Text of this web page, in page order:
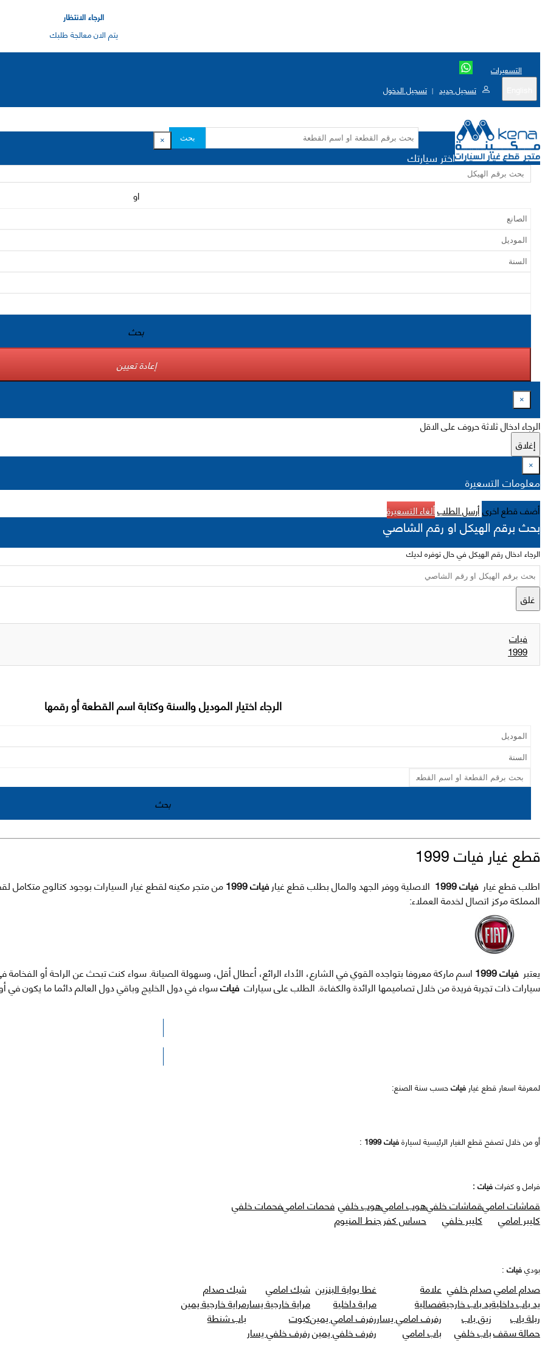
الرجاء الانتظار
يتم الان معالجة طلبك
التسعيرات
تسجيل جديد | تسجيل الدخول
بحث ×
اختر سيارتك
او
بحث
إعادة تعيين
×
الرجاء ادخال ثلاثة حروف على الاقل
إغلاق
×
معلومات التسعيرة
أضف قطع اخرىأرسل الطلبألغاء التسعيرة
بحث برقم الهيكل او رقم الشاصي
الرجاء ادخال رقم الهيكل في حال توفره لديك
غلق
فيات
1999
الرجاء اختيار الموديل والسنة وكتابة اسم القطعة أو رقمها
بحث
قطع غيار فيات 1999
اطلب قطع غيار فيات 1999 الاصلية ووفر الجهد والمال بطلب قطع غيار فيات 1999
من متجر مكينه لقطع غيار السيارات بوجود كتالوج متكامل
المملكة مركز اتصال لخدمة العملاء:
يعتبرفيات 1999
اسم ماركة معروفا بتواجده القوي في الشارع، الأداء الرائع، أعطال أقل، وسهولة الصيانة. سواء كنت تبحث عن الراحة أو
سيارات ذات تجربة فريدة من خلال تصاميمها الرائدة والكفاءة. الطلب على سياراتفياتسواء في دول الخليج وباقي دول العالم دائما ما يكون
الرجاء الضغط هنا للوصول لصفحة البحث
لمعرفة اسعار قطع غيار فياتحسب سنة الصنع:
أو من خلال تصفح قطع الغيار الرئيسية لسيارةفيات 1999 :
فرامل و كفراتفيات :
قماشات اماميقماشات خلفيهوب اماميهوب خلفي فحمات اماميفحمات خلفي
كليبر امامي
كليبر خلفي حساس كفرجنط المنيوم
بوديفيات :
صدام اماميصدام خلفي علامة غطا بوابة البنزين شبك امامي
شبك صدام
يد باب داخليةيد باب خارجيةفصالية مراية داخلية مراية خارجية يسارمراية خارجية يمين
ربلة باب
زيق باب رفرف امامي يساررفرف امامي يمينكبوت
باب شنطة
حمالة سقفباب خلفي باب امامي رفرف خلفي يمينرفرف خلفي يسار